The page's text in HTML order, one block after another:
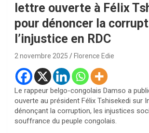
lettre ouverte à Félix
pour dénoncer la
l’injustice en RDC
2 novembre 2025 Florence Edie
Le rappeur belgo-congolais Damso a
ouverte au président Félix Tshisekedi sur
dénonçant la corruption, les injustices
souffrance du peuple congolais.